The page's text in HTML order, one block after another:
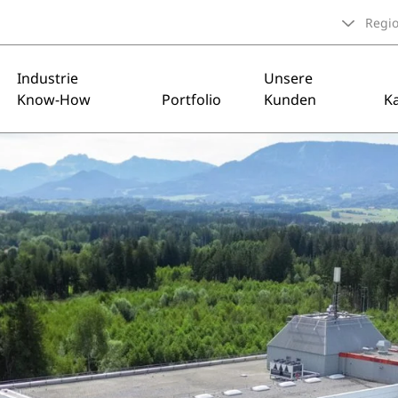
Industrie
Know-How
Portfolio
Unsere
Kunden